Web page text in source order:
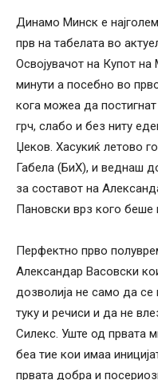
Динамо Минск е најголем
прв на табелата во
Освојувачот на Купот
минути а посебно во
кога можеа да
грч, слабо и без ниту
Џеков. Хасукиќ летово
Габела (БиХ), и веднаш
за составот на
Пановски врз кого беше
Перфектно прво
Александар Васовски
дозволија не само да
туку и речиси и да не
Силекс. Уште од првата
беа тие кои имаа
првата добра и